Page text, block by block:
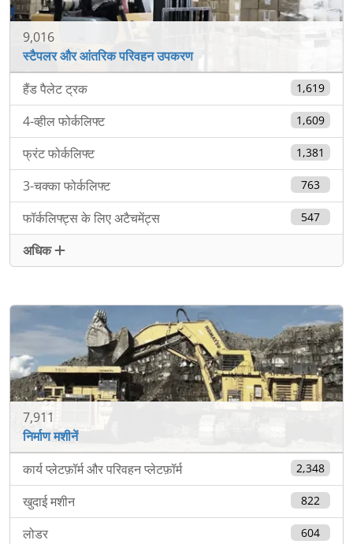
9,016
स्टैपलर और आंतरिक परिवहन उपकरण
हैंड पैलेट ट्रक
1,619
4-व्हील फोर्कलिफ्ट 1,609
फ्रंट फोर्कलिफ्ट 1,381
3-चक्का फोर्कलिफ्ट 763
फॉर्कलिफ्ट्स के लिए अटैचमेंट्स 547
अधिक
7,911
निर्माण मशीनें
कार्य प्लेटफ़ॉर्म और परिवहन प्लेटफ़ॉर्म
2,348
खुदाई मशीन 822
लोडर 604